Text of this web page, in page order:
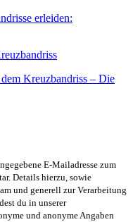
erleiden:
Kreuzbandriss – Die
E-Mailadresse zum
Details hierzu, sowie
und generell zur Verarbeitung
du in unserer
und anonyme Angaben